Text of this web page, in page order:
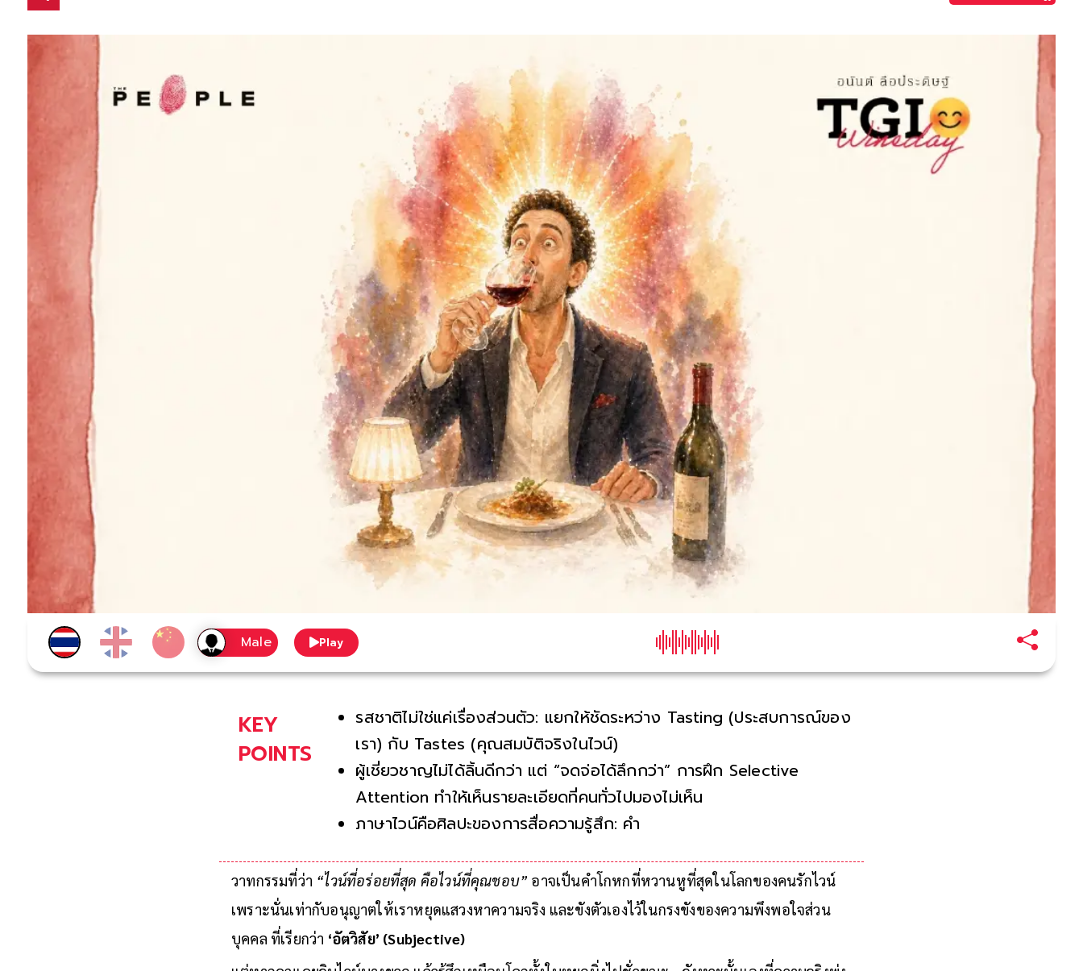
Play
KEY
POINTS
รสชาติไม่ใช่แค่เรื่องส่วนตัว: แยกให้ชัดระหว่าง Tasting (ประสบการณ์ของ
เรา) กับ Tastes (คุณสมบัติจริงในไวน์)
ผู้เชี่ยวชาญไม่ได้ลิ้นดีกว่า แต่ “จดจ่อได้ลึกกว่า” การฝึก Selective
Attention ทำให้เห็นรายละเอียดที่คนทั่วไปมองไม่เห็น
ภาษาไวน์คือศิลปะของการสื่อความรู้สึก: คำเปรียบเปรยไม่ใช่ความเพ้อฝัน แต่
วาทกรรมที่ว่า“ไวน์ที่อร่อยที่สุด คือไวน์ที่คุณชอบ”อาจเป็นคำโกหกที่หวานหูที่สุดในโลกของคนรักไวน์
เพราะนั่นเท่ากับอนุญาตให้เราหยุดแสวงหาความจริง และขังตัวเองไว้ในกรงขังของความพึงพอใจส่วน
บุคคล ที่เรียกว่า‘อัตวิสัย’ (Subjective)